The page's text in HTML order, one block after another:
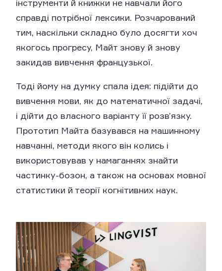
інструменти й книжки не навчали його
справді потрібної лексики. Розчарований
тим, наскільки складно було досягти хоч
якогось прогресу, Майт знову й знову
закидав вивчення французької.
Тоді йому на думку спала ідея: підійти до
вивчення мови, як до математичної задачі,
і дійти до власного варіанту її розв’язку.
Прототип Майта базувався на машинному
навчанні, методи якого він колись і
використовував у намаганнях знайти
частинку-бозон, а також на основах мовної
статистики й теорії когнітивних наук.